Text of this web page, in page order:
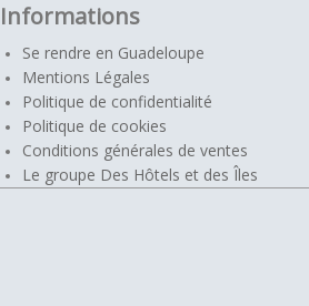
Informations
Se rendre en Guadeloupe
Mentions Légales
Politique de confidentialité
Politique de cookies
Conditions générales de ventes
Le groupe Des Hôtels et des Îles